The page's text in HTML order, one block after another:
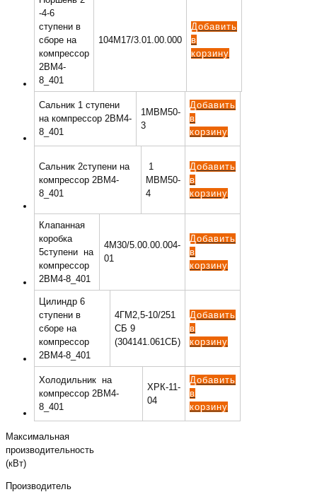
-4-6
ступени в
сборе на
компрессор
2ВМ4-
8_401
104М17/3.01.00.000
Добавить
в
корзину
Сальник 1 ступени
на компрессор 2ВМ4-
8_401
1МВМ50-
3
Добавить
в
корзину
Сальник 2ступени на
компрессор 2ВМ4-
8_401
1
МВМ50-
4
Добавить
в
корзину
Клапанная
коробка
5ступени на
компрессор
2ВМ4-8_401
4М30/5.00.00.004-
01
Добавить
в
корзину
Цилиндр 6
ступени в
сборе на
компрессор
2ВМ4-8_401
4ГМ2,5-10/251
СБ 9
(304141.061СБ)
Добавить
в
корзину
Холодильник на
компрессор 2ВМ4-
8_401
ХРК-11-
04
Добавить
в
корзину
Максимальная
производительность
(кВт)
Производитель